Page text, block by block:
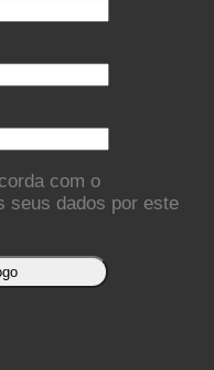
com o
seus dados por este